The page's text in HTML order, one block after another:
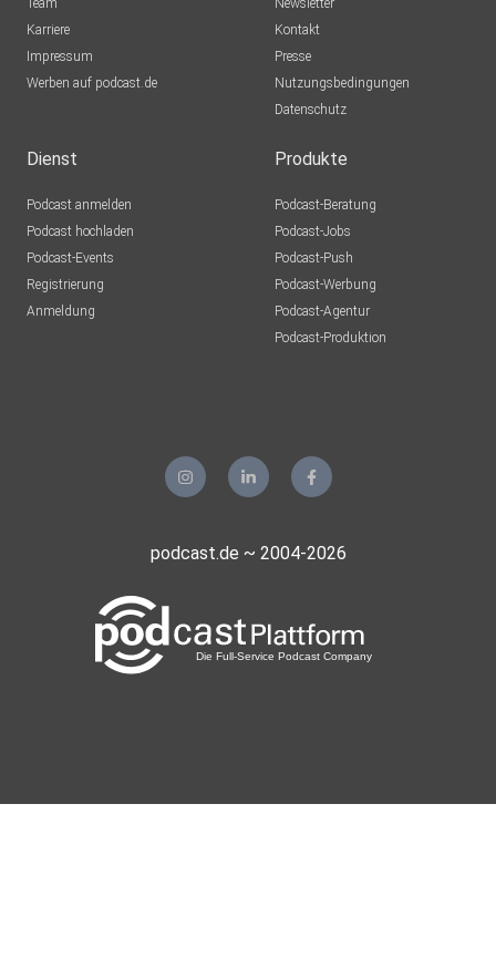
Team
Karriere
Impressum
Werben auf podcast.de
Newsletter
Kontakt
Presse
Nutzungsbedingungen
Datenschutz
Dienst
Podcast anmelden
Podcast hochladen
Podcast-Events
Registrierung
Anmeldung
Produkte
Podcast-Beratung
Podcast-Jobs
Podcast-Push
Podcast-Werbung
Podcast-Agentur
Podcast-Produktion
podcast.de ~ 2004-2026